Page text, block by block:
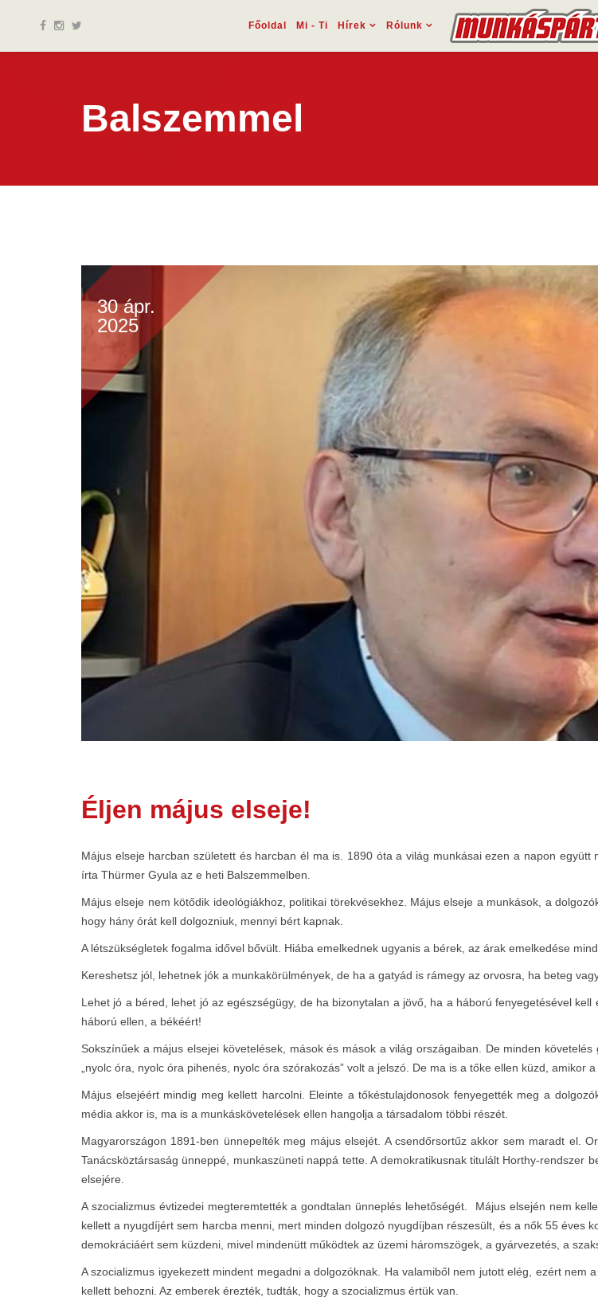
Főoldal Mi - Ti Hírek Rólunk
Balszemmel
30 ápr.
2025
Éljen május elseje!
Május elseje harcban született és harcban él ma is. 1890 óta a világ munkásai ezen a napon
írta Thürmer Gyula az e heti Balszemmelben.
Május elseje nem kötődik ideológiákhoz, politikai törekvésekhez. Május elseje a munkások, a
hogy hány órát kell dolgozniuk, mennyi bért kapnak.
A létszükségletek fogalma idővel bővült. Hiába emelkednek ugyanis a bérek, az árak emelkedése
Kereshetsz jól, lehetnek jók a munkakörülmények, de ha a gatyád is rámegy az orvosra, ha beteg
Lehet jó a béred, lehet jó az egészségügy, de ha bizonytalan a jövő, ha a háború fenyegetésével
háború ellen, a békéért!
Sokszínűek a május elsejei követelések, mások és mások a világ országaiban. De minden
„nyolc óra, nyolc óra pihenés, nyolc óra szórakozás” volt a jelszó. De ma is a tőke ellen küzd,
Május elsejéért mindig meg kellett harcolni. Eleinte a tőkéstulajdonosok fenyegették meg a
média akkor is, ma is a munkáskövetelések ellen hangolja a társadalom többi részét.
Magyarországon 1891-ben ünnepelték meg május elsejét. A csendőrsortűz akkor sem maradt el.
Tanácsköztársaság ünneppé, munkaszüneti nappá tette. A demokratikusnak titulált Horthy-
elsejére.
A szocializmus évtizedei megteremtették a gondtalan ünneplés lehetőségét. Május elsején nem
kellett a nyugdíjért sem harcba menni, mert minden dolgozó nyugdíjban részesült, és a nők 55 éves
demokráciáért sem küzdeni, mivel mindenütt működtek az üzemi háromszögek, a gyárvezetés, a
A szocializmus igyekezett mindent megadni a dolgozóknak. Ha valamiből nem jutott elég, ezért nem
kellett behozni. Az emberek érezték, tudták, hogy a szocializmus értük van.